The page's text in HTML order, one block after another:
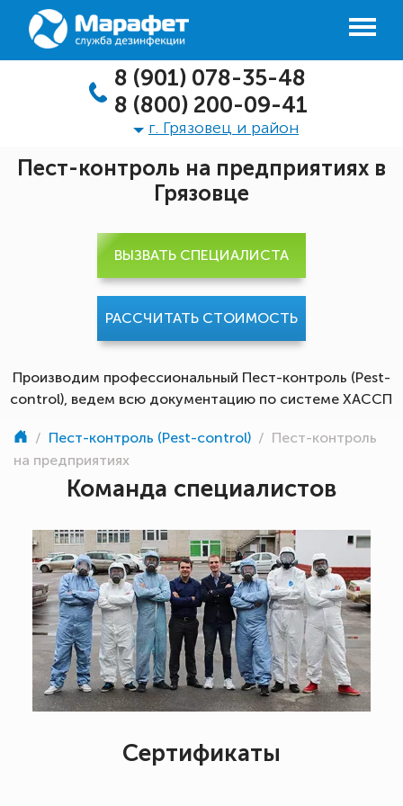
8 (901) 078-35-48
8 (800) 200-09-41
г. Грязовец и район
Пест-контроль на предприятиях в
Грязовце
Производим профессиональный Пест-контроль (Pest-
control), ведем всю документацию по системе ХАССП
ВЫЗВАТЬ СПЕЦИАЛИСТА
РАССЧИТАТЬ СТОИМОСТЬ
/ Пест-контроль (Pest-control) / Пест-контроль
на предприятиях
Команда специалистов
Сертификаты